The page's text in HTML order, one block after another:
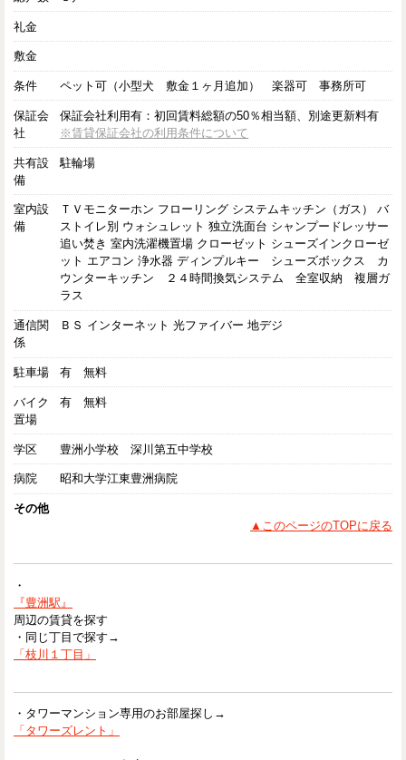
礼金
敷金
条件 ペット可（小型犬 敷金１ヶ月追加） 楽器可 事務所可
保証会
社
保証会社利用有：初回賃料総額の50％相当額、別途更新料有
※賃貸保証会社の利用条件について
共有設
備
駐輪場
室内設
備
ＴＶモニターホン フローリング システムキッチン（ガス） バ
ストイレ別 ウォシュレット 独立洗面台 シャンプードレッサー
追い焚き 室内洗濯機置場 クローゼット シューズインクローゼ
ット エアコン 浄水器 ディンプルキー シューズボックス カ
ウンターキッチン ２４時間換気システム 全室収納 複層ガ
ラス
通信関
係
ＢＳ インターネット 光ファイバー 地デジ
駐車場 有 無料
バイク
置場
有 無料
学区 豊洲小学校 深川第五中学校
病院 昭和大学江東豊洲病院
その他
▲このページのTOPに戻る
・
『豊洲駅』
周辺の賃貸を探す
・同じ丁目で探す→
「枝川１丁目」
・タワーマンション専用のお部屋探し→
「タワーズレント」